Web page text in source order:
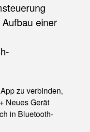
einer
zu verbinden,
Neues Gerät
in Bluetooth-